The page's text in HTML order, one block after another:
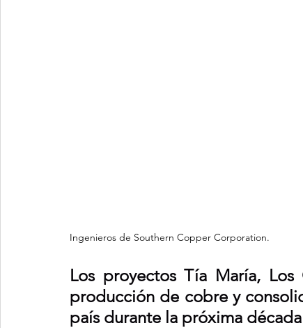
Ingenieros de Southern Copper Corporation.
Los proyectos Tía María,
producción de cobre y
país durante la próxima